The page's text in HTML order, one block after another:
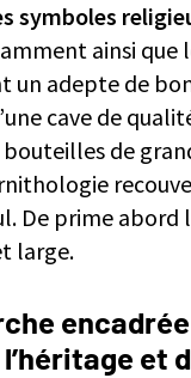
symboles
ainsi que
un adepte de
cave de
de
De prime abord
large.
et